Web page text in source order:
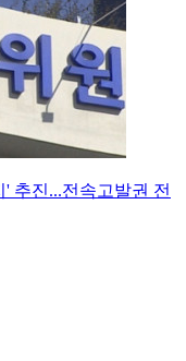
추진...전속고발권 전